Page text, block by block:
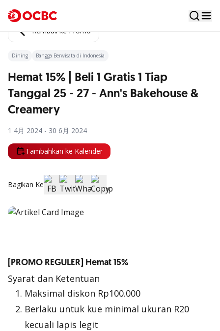
Kembali ke Promo
Dining Bangga Berwisata di Indonesia
Hemat 15% | Beli 1 Gratis 1 Tiap
Tanggal 25 - 27 - Ann's Bakehouse &
Creamery
1 4月 2024 - 30 6月 2024
Tambahkan ke Kalender
Bagikan Ke
[PROMO REGULER] Hemat 15%
Syarat dan Ketentuan
Maksimal diskon Rp100.000
Berlaku untuk kue minimal ukuran R20
kecuali lapis legit